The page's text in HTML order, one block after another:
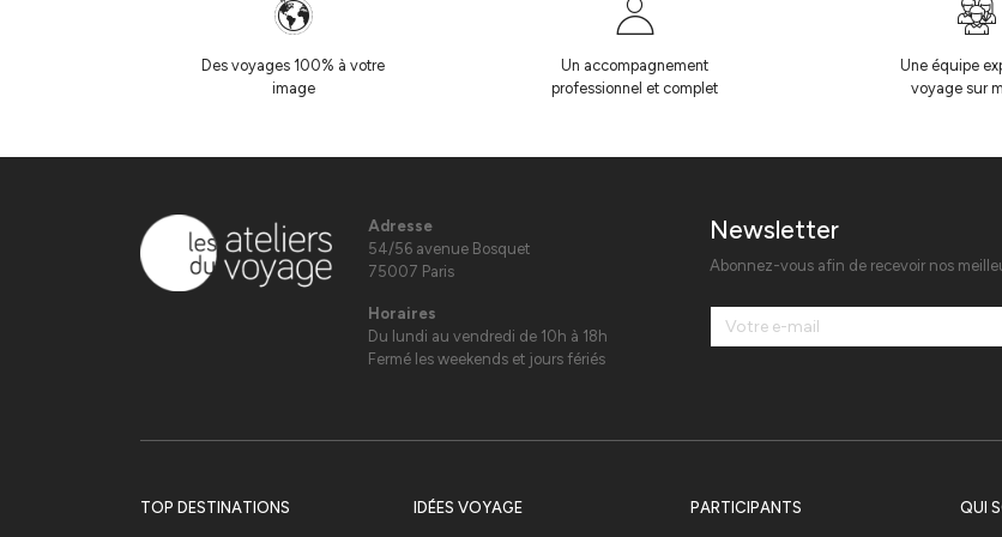
Des voyages 100% à votre
image
Un accompagnement
professionnel et complet
Une équipe
voyage sur
Adresse
54/56 avenue Bosquet
75007 Paris
Horaires
Du lundi au vendredi de 10h à 18h
Fermé les weekends et jours fériés
Newsletter
Abonnez-vous afin de recevoir nos
TOP DESTINATIONS IDÉES VOYAGE PARTICIPANTS QUI